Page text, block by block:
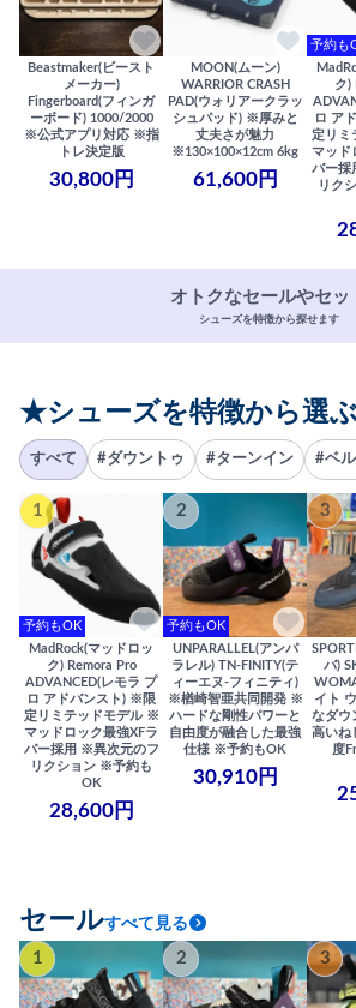
Beastmaker(ビースト
メーカー)
Fingerboard(フィンガ
ーボード) 1000/2000
※公式アプリ対応 ※指
トレ決定版
30,800円
MOON(ムーン)
WARRIOR CRASH
PAD(ウォリアークラッ
シュパッド) ※厚みと
丈夫さが魅力
※130×100×12cm 6kg
61,600円
予約も
ク)
ロ ア
定リミ
マッド
バー採
リク
オトクなセールやセッ
シューズを特徴から探せます
★シューズを特徴から選ぶ
すべて #ダウントゥ #ターンイン #ベ
1
予約もOK
MadRock(マッドロッ
ク) Remora Pro
ADVANCED(レモラ プ
ロ アドバンスト) ※限
定リミテッドモデル ※
マッドロック最強XFラ
バー採用 ※異次元のフ
リクション ※予約も
OK
28,600円
2
予約もOK
UNPARALLEL(アンパ
ラレル) TN-FINITY(テ
ィーエヌ-フィニティ)
※楢崎智亜共同開発 ※
ハードな剛性パワーと
自由度が融合した最強
仕様 ※予約もOK
30,910円
3
バ)
イト
なダウ
高いね
度
セールすべて見る
1 2 3